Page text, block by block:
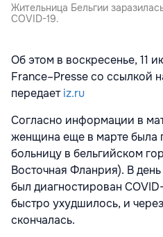
Жительница Бельгии
COVID-19.
Об этом в воскресенье, 11
France–Presse со ссылкой
передаетiz.ru
Согласно информации в
женщина еще в марте была
больницу в бельгийском
Восточная Фланрия). В
был диагностирован
быстро ухудшилось, и
скончалась.